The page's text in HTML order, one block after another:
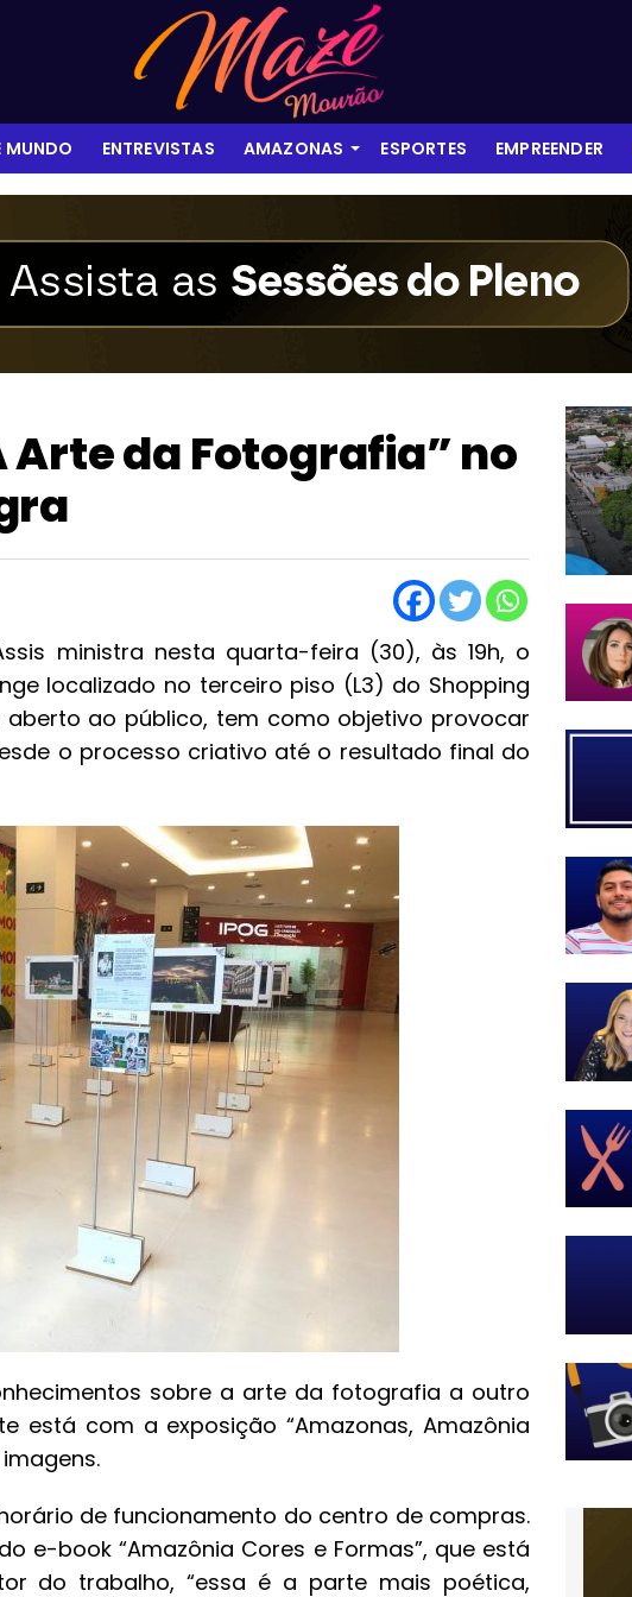
MUNDO ENTREVISTAS AMAZONAS ESPORTES EMPREENDER
da Fotografia” no
ministra nesta quarta-feira (30), às 19h, o
localizado no terceiro piso (L3) do Shopping
aberto ao público, tem como objetivo provocar
o processo criativo até o resultado final do
sobre a arte da fotografia a outro
está com a exposição “Amazonas, Amazônia
de funcionamento do centro de compras.
e-book “Amazônia Cores e Formas”, que está
do trabalho, “essa é a parte mais poética,